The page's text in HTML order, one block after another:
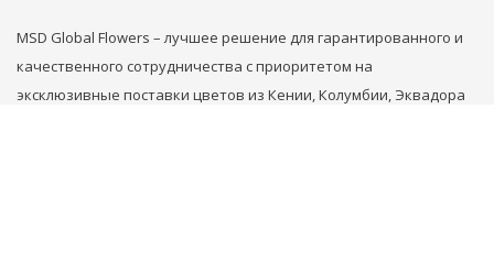
MSD Global Flowers – лучшее решение для гарантированного и
качественного сотрудничества с приоритетом на
эксклюзивные поставки цветов из Кении, Колумбии, Эквадора